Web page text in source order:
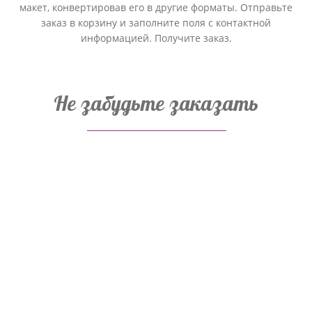
макет, конвертировав его в другие форматы. Отправьте
заказ в корзину и заполните поля с контактной
информацией. Получите заказ.
Не забудьте заказать